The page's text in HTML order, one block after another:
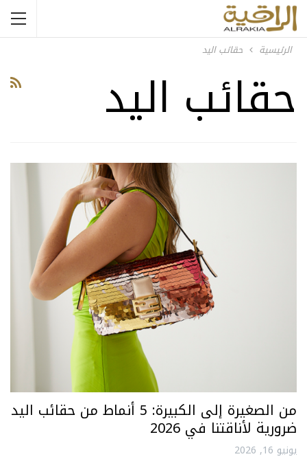
الرئيسية حقائب اليد
حقائب اليد
من الصغيرة إلى الكبيرة: 5 أنماط من حقائب اليد
ضرورية لأناقتنا في 2026
يونيو 16, 2026